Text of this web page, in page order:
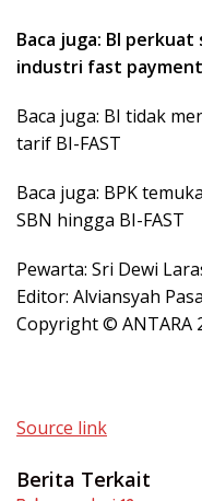
Baca juga: BI
industri fast payment
Baca juga: BI tidak
tarif BI-FAST
Baca juga: BPK
SBN hingga BI-FAST
Pewarta: Sri Dewi
Editor: Alviansyah
Copyright © ANTARA
Source link
Berita Terkait